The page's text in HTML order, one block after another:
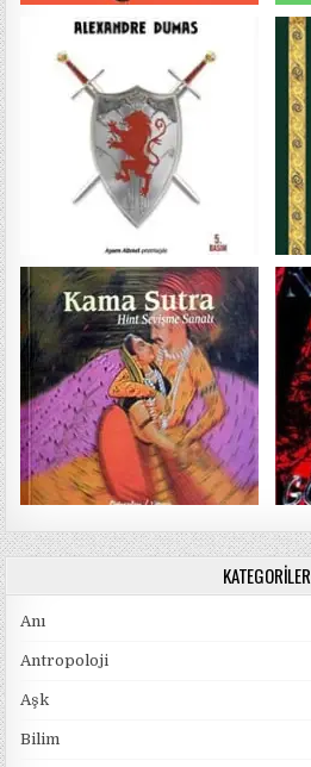
KATEGORILER
Anı
Antropoloji
Aşk
Bilim